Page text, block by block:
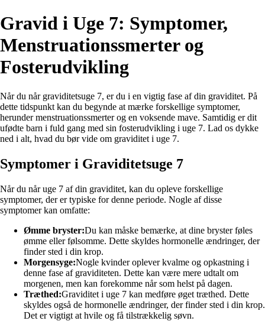
Gravid i Uge 7: Symptomer,
Menstruationssmerter og
Fosterudvikling
Når du når graviditetsuge 7, er du i en vigtig fase af din graviditet. På
dette tidspunkt kan du begynde at mærke forskellige symptomer,
herunder menstruationssmerter og en voksende mave. Samtidig er dit
ufødte barn i fuld gang med sin fosterudvikling i uge 7. Lad os dykke
ned i alt, hvad du bør vide om graviditet i uge 7.
Symptomer i Graviditetsuge 7
Når du når uge 7 af din graviditet, kan du opleve forskellige
symptomer, der er typiske for denne periode. Nogle af disse
symptomer kan omfatte:
Ømme bryster:Du kan måske bemærke, at dine bryster føles
ømme eller følsomme. Dette skyldes hormonelle ændringer, der
finder sted i din krop.
Morgensyge:Nogle kvinder oplever kvalme og opkastning i
denne fase af graviditeten. Dette kan være mere udtalt om
morgenen, men kan forekomme når som helst på dagen.
Træthed:Graviditet i uge 7 kan medføre øget træthed. Dette
skyldes også de hormonelle ændringer, der finder sted i din krop.
Det er vigtigt at hvile og få tilstrækkelig søvn.